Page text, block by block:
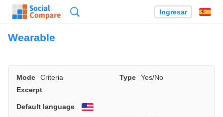
Ingresar
Wearable
Mode Criteria Type
Yes/No
Excerpt
Default language
English